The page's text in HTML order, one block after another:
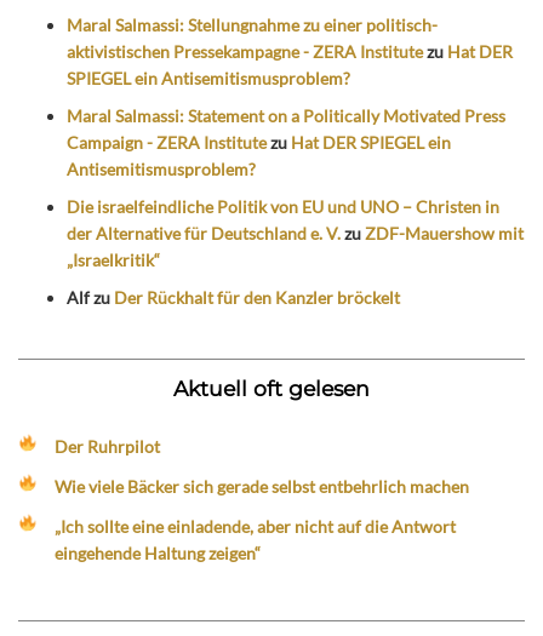
Maral Salmassi: Stellungnahme zu einer politisch-
aktivistischen Pressekampagne - ZERA Institutezu Hat DER
SPIEGEL ein Antisemitismusproblem?
Maral Salmassi: Statement on a Politically Motivated Press
Campaign - ZERA Institutezu Hat DER SPIEGEL ein
Antisemitismusproblem?
Die israelfeindliche Politik von EU und UNO – Christen in
der Alternative für Deutschland e. V.zuZDF-Mauershow mit
„Israelkritik“
Alfzu Der Rückhalt für den Kanzler bröckelt
Aktuell oft gelesen
Der Ruhrpilot
Wie viele Bäcker sich gerade selbst entbehrlich machen
„Ich sollte eine einladende, aber nicht auf die Antwort
eingehende Haltung zeigen“